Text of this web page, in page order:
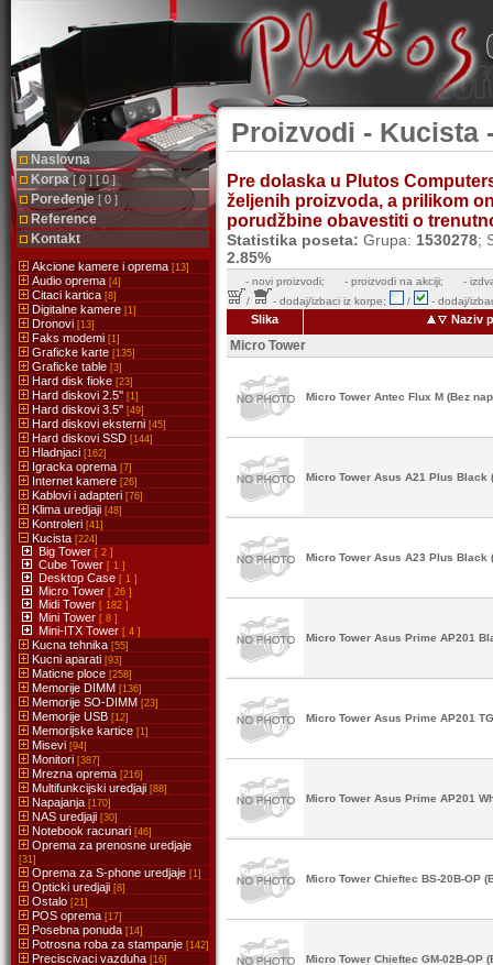
Naslovna
Korpa[ 0 ] [ 0 ]
Poređenje [ 0 ]
Reference
Kontakt
Akcione kamere i oprema [13]
Audio oprema [4]
Citaci kartica [8]
Digitalne kamere [1]
Dronovi [13]
Faks modemi [1]
Graficke karte [135]
Graficke table [3]
Hard disk fioke [23]
Hard diskovi 2.5'' [1]
Hard diskovi 3.5'' [49]
Hard diskovi eksterni [45]
Hard diskovi SSD [144]
Hladnjaci [162]
Igracka oprema [7]
Internet kamere [26]
Kablovi i adapteri [76]
Klima uredjaji [48]
Kontroleri [41]
Kucista [224]
Big Tower [ 2 ]
Cube Tower [ 1 ]
Desktop Case [ 1 ]
Micro Tower [ 26 ]
Midi Tower [ 182 ]
Mini Tower [ 8 ]
Mini-ITX Tower [ 4 ]
Kucna tehnika [55]
Kucni aparati [93]
Maticne ploce [258]
Memorije DIMM [136]
Memorije SO-DIMM [23]
Memorije USB [12]
Memorijske kartice [1]
Misevi [94]
Monitori [387]
Mrezna oprema [216]
Multifunkcijski uredjaji [88]
Napajanja [170]
NAS uredjaji [30]
Notebook racunari [46]
Oprema za prenosne uredjaje
[31]
Oprema za S-phone uredjaje [1]
Opticki uredjaji [8]
Ostalo [21]
POS oprema [17]
Posebna ponuda [14]
Potrosna roba za stampanje [142]
Preciscivaci vazduha [16]
Proizvodi - Kucista
Pre dolaska u Plutos
željenih proizvoda, a prilikom
porudžbine obavestiti o
Statistika poseta: Grupa: 1530278;
2.85%
- novi proizvodi; - proizvodi na akciji;
-
/
- dodaj/izbaci iz korpe; / - dodaj/
Slika Naziv
Micro Tower
Micro Tower Antec Flux M (Bez
Micro Tower Asus A21 Plus Black
Micro Tower Asus A23 Plus Black
Micro Tower Asus Prime AP201
Micro Tower Asus Prime AP201
Micro Tower Asus Prime AP201
Micro Tower Chieftec BS-20B-OP
Micro Tower Chieftec GM-02B-OP